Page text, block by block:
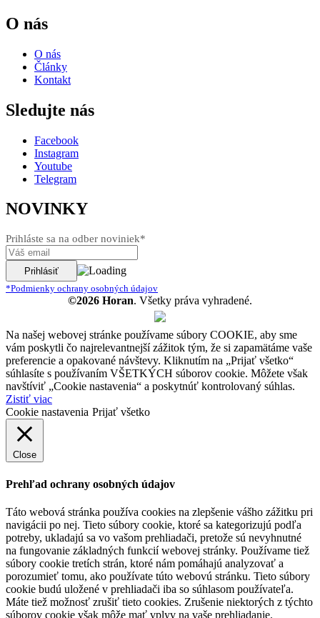
O nás
O nás
Články
Kontakt
Sledujte nás
Facebook
Instagram
Youtube
Telegram
NOVINKY
Prihláste sa na odber noviniek*
*Podmienky ochrany osobných údajov
©2026 Horan. Všetky práva vyhradené.
Na našej webovej stránke používame súbory COOKIE, aby sme
vám poskytli čo najrelevantnejší zážitok tým, že si zapamätáme vaše
preferencie a opakované návštevy. Kliknutím na „Prijať všetko“
súhlasíte s používaním VŠETKÝCH súborov cookie. Môžete však
navštíviť „Cookie nastavenia“ a poskytnúť kontrolovaný súhlas.
Zistiť viac
Cookie nastavenia Prijať všetko
Close
Prehľad ochrany osobných údajov
Táto webová stránka používa cookies na zlepšenie vášho zážitku pri
navigácii po nej. Tieto súbory cookie, ktoré sa kategorizujú podľa
potreby, ukladajú sa vo vašom prehliadači, pretože sú nevyhnutné
na fungovanie základných funkcií webovej stránky. Používame tiež
súbory cookie tretích strán, ktoré nám pomáhajú analyzovať a
porozumieť tomu, ako používate túto webovú stránku. Tieto súbory
cookie budú uložené v prehliadači iba so súhlasom používateľa.
Máte tiež možnosť zrušiť tieto cookies. Zrušenie niektorých z týchto
súborov cookie však môže mať vplyv na vaše prehliadanie.